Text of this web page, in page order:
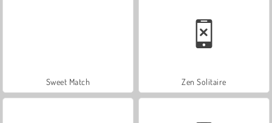
Sweet Match Zen Solitaire